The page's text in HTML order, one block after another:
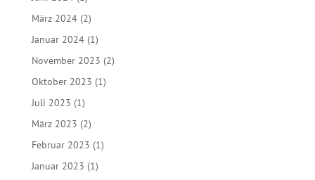
März 2024(2)
Januar 2024(1)
November 2023 (2)
Oktober 2023 (1)
Juli 2023 (1)
März 2023 (2)
Februar 2023 (1)
Januar 2023 (1)